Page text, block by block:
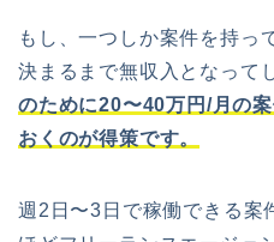
もし、一つしか案件を持っ
決まるまで無収入となって
のために20〜40万円/月の
おくのが得策です。
週2日〜3日で稼働できる案